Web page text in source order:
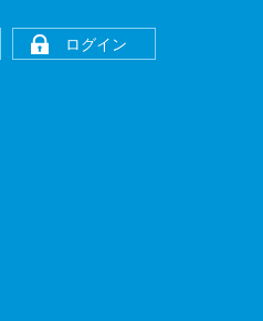
ログイン